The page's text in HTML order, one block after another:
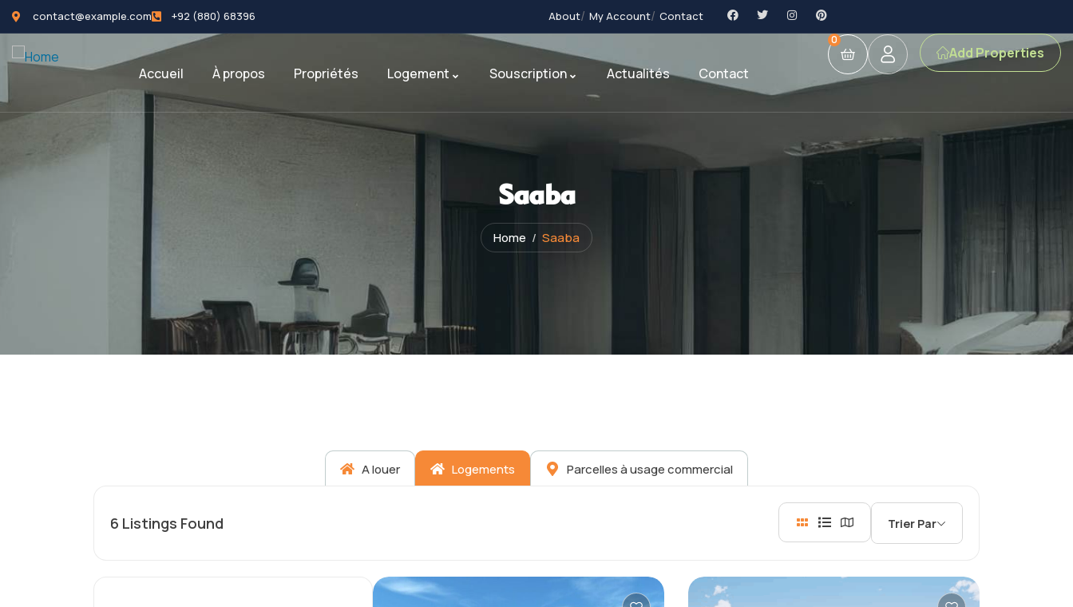
contact@example.com +92 (880) 68396 About My Account Contact
Accueil À propos Propriétés Logement Souscription Actualités Contact
0
Add Properties
Saaba
Home Saaba
A louer Logements Parcelles à usage commercial
6 Listings Found Trier Par